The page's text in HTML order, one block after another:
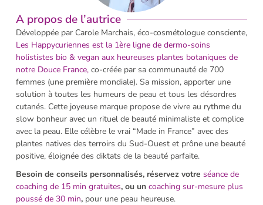
A propos de l’autrice
Développée par Carole Marchais, éco-cosmétologue consciente,
Les Happycuriennes est la 1ère ligne de dermo-soins
holististes bio & vegan aux heureuses plantes botaniques de
notre Douce France,co-créée par sa communauté de 700
femmes (une première mondiale). Sa mission, apporter une
solution à toutes les humeurs de peau et tous les désordres
cutanés. Cette joyeuse marque propose de vivre au rythme du
slow bonheur avec un rituel de beauté minimaliste et complice
avec la peau. Elle célèbre le vrai “Made in France” avec des
plantes natives des terroirs du Sud-Ouest et prône une beauté
positive, éloignée des diktats de la beauté parfaite.
Besoin de conseils personnalisés, réservez votre séance de
coaching de 15 min gratuites, ou un coaching sur-mesure plus
poussé de 30 min, pour une peau heureuse.